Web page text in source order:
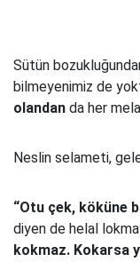
Sütün
bilmeyenimiz de
olandan da her
Neslin selameti,
“Otu çek, köküne
diyen de helal
kokmaz. Kokarsa